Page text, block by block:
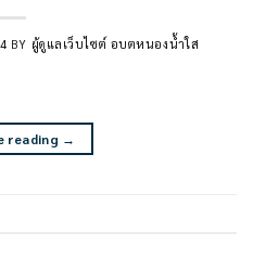
BY ผู้ดูแลเว็บไซต์ อบตหนองน้ำใส
reading →